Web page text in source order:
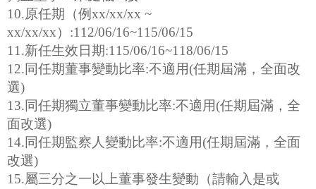
10.原任期（例xx/xx/xx ~
xx/xx/xx）:112/06/16~115/06/15
11.新任生效日期:115/06/16~118/06/15
12.同任期董事變動比率:不適用(任期屆滿，全面改
選)
13.同任期獨立董事變動比率:不適用(任期屆滿，全
面改選)
14.同任期監察人變動比率:不適用(任期屆滿，全面
改選)
15.屬三分之一以上董事發生變動（請輸入是或